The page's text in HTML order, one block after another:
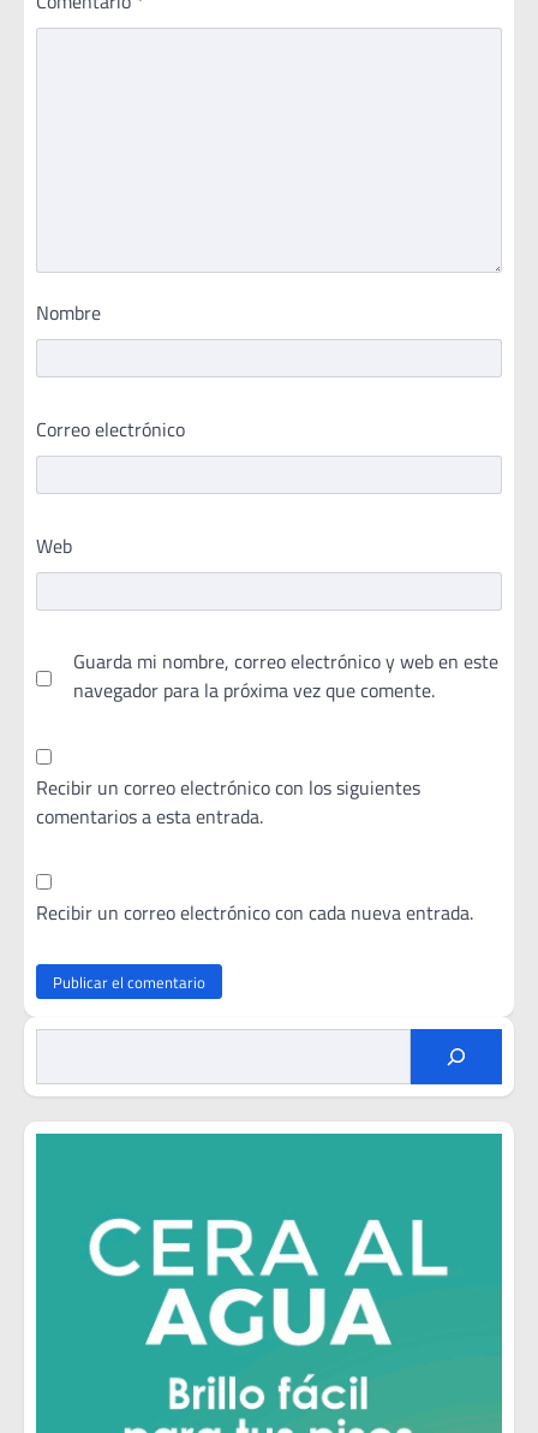
Nombre
Correo electrónico
Web
Guarda mi nombre, correo electrónico y web en este
navegador para la próxima vez que comente.
Recibir un correo electrónico con los siguientes
comentarios a esta entrada.
Recibir un correo electrónico con cada nueva entrada.